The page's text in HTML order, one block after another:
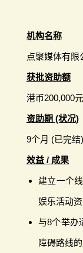
机构名称
点聚媒体有限
获批资助额
港币200,000元
资助期 (状况)
9个月 (已完结)
效益 / 成果
建立一个
娱乐活动
与8个举办
障碍路线